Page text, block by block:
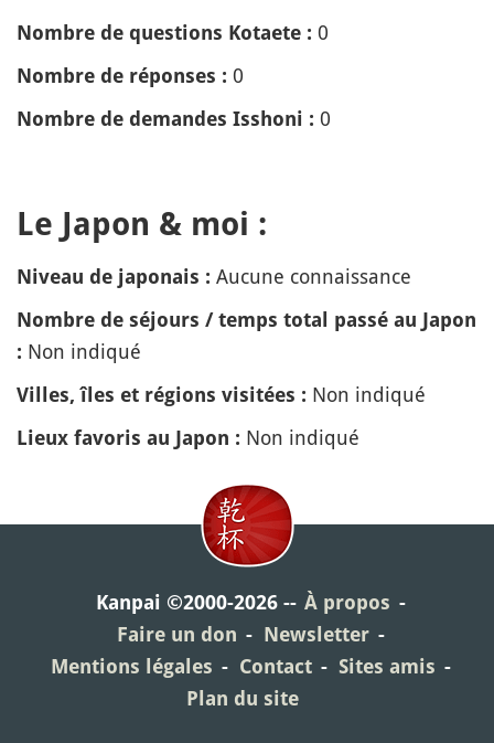
Nombre de questions Kotaete : 0
Nombre de réponses : 0
Nombre de demandes Isshoni : 0
Le Japon & moi :
Niveau de japonais : Aucune connaissance
Nombre de séjours / temps total passé au Japon
: Non indiqué
Villes, îles et régions visitées : Non indiqué
Lieux favoris au Japon : Non indiqué
Kanpai ©2000-2026
À propos
Faire un don
Newsletter
Mentions légales
Contact
Sites amis
Plan du site